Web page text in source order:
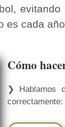
es cada
Cómo
❯ Hablamos